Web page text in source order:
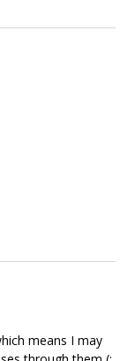
means I may